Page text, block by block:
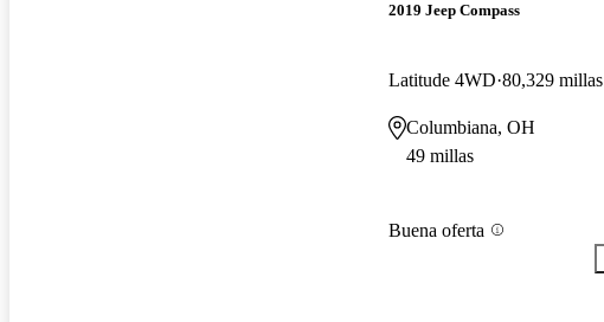
2019 Jeep Compass
Latitude 4WD 80,329 millas
Columbiana, OH
49 millas
Buena oferta